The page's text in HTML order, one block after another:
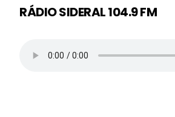
RÁDIO SIDERAL 104.9 FM